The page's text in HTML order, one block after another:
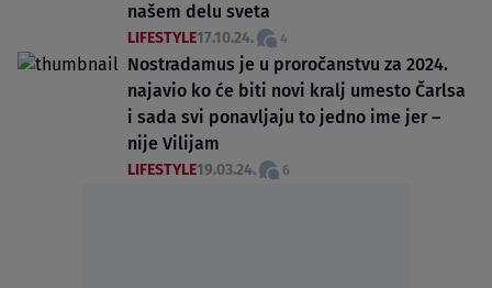
našem delu sveta
LIFESTYLE17.10.24. 4
Nostradamus je u proročanstvu za 2024.
najavio ko će biti novi kralj umesto Čarlsa
i sada svi ponavljaju to jedno ime jer –
nije Vilijam
LIFESTYLE19.03.24. 6